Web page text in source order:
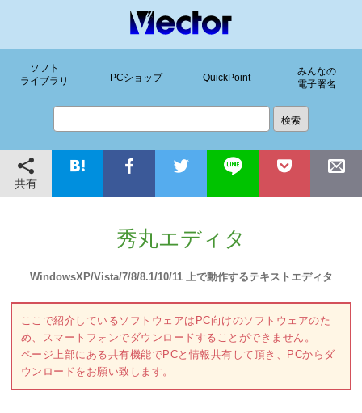
ソフト
ライブラリ
PCショップ QuickPoint
みんなの
電子署名
共有
秀丸エディタ
WindowsXP/Vista/7/8/8.1/10/11 上で動作するテキストエディタ
ここで紹介しているソフトウェアはPC向けのソフトウェアのた
め、スマートフォンでダウンロードすることができません。
ページ上部にある共有機能でPCと情報共有して頂き、PCからダ
ウンロードをお願い致します。